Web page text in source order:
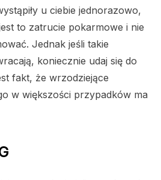
u ciebie jednorazowo,
to zatrucie pokarmowe i nie
Jednak jeśli takie
koniecznie udaj się do
fakt, że wrzodziejące
w większości przypadków ma